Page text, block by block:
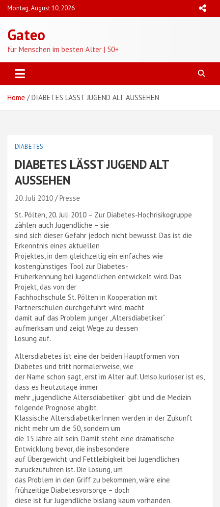
Skip
to
Montag, August 10, 2026
Gateo
für Menschen im besten Alter | 50+
Home DIABETES LÄSST JUGEND ALT AUSSEHEN
DIABETES
DIABETES LÄSST JUGEND ALT
AUSSEHEN
20. Juli 2010
Presse
St. Pölten, 20. Juli 2010 – Zur Diabetes-Hochrisikogruppe
zählen auch Jugendliche – sie
sind sich dieser Gefahr jedoch nicht bewusst. Das ist die
Erkenntnis eines aktuellen
Projektes, in dem gleichzeitig ein einfaches wie
kostengünstiges Tool zur Diabetes-
Früherkennung bei Jugendlichen entwickelt wird. Das
Projekt, das von der
Fachhochschule St. Pölten in Kooperation mit
Partnerschulen durchgeführt wird, macht
damit auf das Problem junger „Altersdiabetiker“
aufmerksam und zeigt Wege zu dessen
Lösung auf.
Altersdiabetes ist eine der beiden Hauptformen von
Diabetes und tritt normalerweise, wie
der Name schon sagt, erst im Alter auf. Umso kurioser ist es,
dass es heutzutage immer
mehr „jugendliche Altersdiabetiker“ gibt und die Medizin
folgende Prognose abgibt:
Klassische AltersdiabetikerInnen werden in der Zukunft
nicht mehr um die 50, sondern um
die 15 Jahre alt sein. Damit steht eine dramatische
Entwicklung bevor, die insbesondere
auf Übergewicht und Fettleibigkeit bei Jugendlichen
zurückzuführen ist. Die Lösung, um
das Problem in den Griff zu bekommen, wäre eine
frühzeitige Diabetesvorsorge – doch
diese ist für Jugendliche bislang kaum vorhanden.